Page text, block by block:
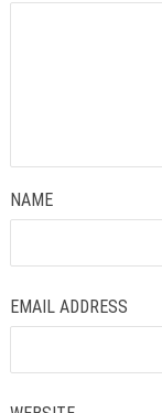
NAME
EMAIL ADDRESS